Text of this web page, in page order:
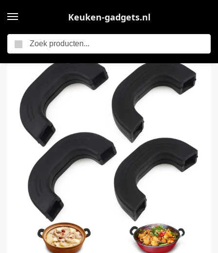
Keuken-gadgets.nl
4-stuks siliconen pannengreep beschermers – Hittebestendige en antislip beschermers – Voorkomen verbranding en brandwonden Praktische keuken accessoires – Geschikt voor koekenpannen, braadpannen en koekenpandeksels – Zwart